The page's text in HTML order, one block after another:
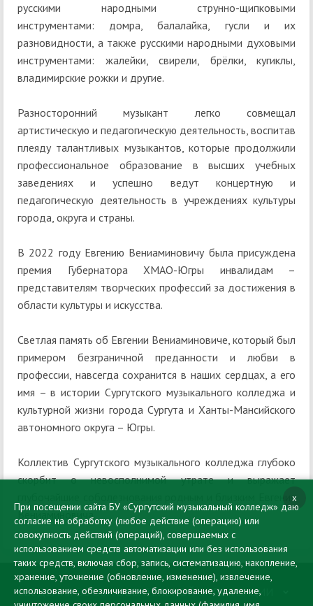
русскими народными струнно-щипковыми
инструментами: домра, балалайка, гусли и их
разновидности, а также русскими народными духовыми
инструментами: жалейки, свирели, брёлки, кугиклы,
владимирские рожки и другие.
Разносторонний музыкант легко совмещал
артистическую и педагогическую деятельность, воспитав
плеяду талантливых музыкантов, которые продолжили
профессиональное образование в высших учебных
заведениях и успешно ведут концертную и
педагогическую деятельность в учреждениях культуры
города, округа и страны.
В 2022 году Евгению Вениаминовичу была присуждена
премия Губернатора ХМАО-Югры инвалидам –
представителям творческих профессий за достижения в
области культуры и искусства.
Светлая память об Евгении Вениаминовиче, который был
примером безграничной преданности и любви в
профессии, навсегда сохранится в наших сердцах, а его
имя – в истории Сургутского музыкального колледжа и
культурной жизни города Сургута и Ханты-Мансийского
автономного округа – Югры.
Коллектив Сургутского музыкального колледжа глубоко
скорбит о невосполнимой утрате и выражает
глубочайшие соболезнования родным и близким Евгения
Вениаминовича.
СВЕДЕНИЯ ОБ ОБРАЗОВАТЕЛЬНОЙ ОРГАНИЗАЦИИ
x
При посещении сайта БУ «Сургутский музыкальный колледж» даю
согласие на обработку (любое действие (операцию) или
совокупность действий (операций), совершаемых с
использованием средств автоматизации или без использования
таких средств, включая сбор, запись, систематизацию, накопление,
хранение, уточнение (обновление, изменение), извлечение,
использование, обезличивание, блокирование, удаление,